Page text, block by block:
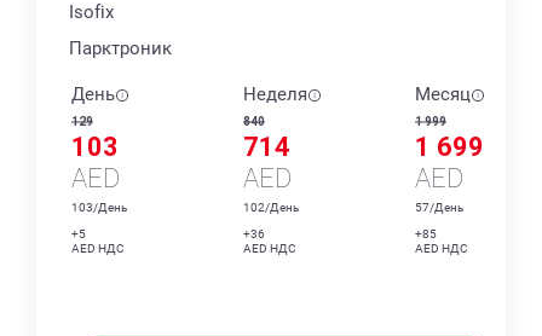
Isofix
Парктроник
День
129
103
AED
103/День
+5
AED НДС
Неделя
840
714
AED
102/День
+36
AED НДС
Месяц
1 999
1 699
AED
57/День
+85
AED НДС